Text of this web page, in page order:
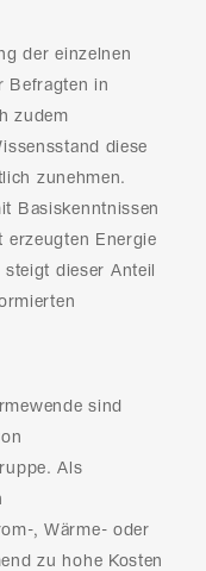
der einzelnen
Befragten in
zudem
diese
zunehmen.
Basiskenntnissen
erzeugten Energie
steigt dieser Anteil
sind
Als
, Wärme- oder
zu hohe Kosten